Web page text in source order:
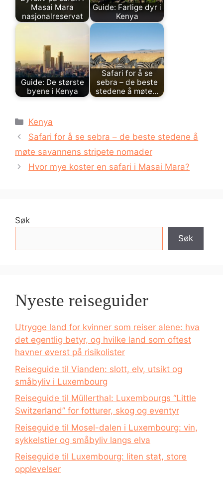
Masai Mara
nasjonalreservat
Guide: Farlige dyr i
Kenya
Guide: De største
byene i Kenya
Safari for å se
sebra – de beste
stedene å møte…
Kategorier
Kenya
Safari for å se sebra – de beste stedene å
møte savannens stripete nomader
Hvor mye koster en safari i Masai Mara?
Søk
Søk
Nyeste reiseguider
Utrygge land for kvinner som reiser alene: hva
det egentlig betyr, og hvilke land som oftest
havner øverst på risikolister
Reiseguide til Vianden: slott, elv, utsikt og
småbyliv i Luxembourg
Reiseguide til Müllerthal: Luxembourgs “Little
Switzerland” for fotturer, skog og eventyr
Reiseguide til Mosel-dalen i Luxembourg: vin,
sykkelstier og småbyliv langs elva
Reiseguide til Luxembourg: liten stat, store
opplevelser